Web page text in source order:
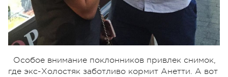
Особое внимание поклонников привлек снимок,
где экс-Холостяк заботливо кормит Анетти. А вот